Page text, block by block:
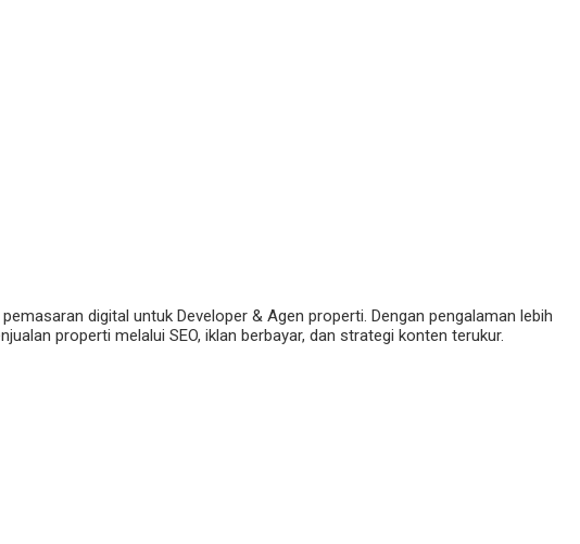
digital untuk Developer & Agen properti. Dengan pengalaman lebih
properti melalui SEO, iklan berbayar, dan strategi konten terukur.